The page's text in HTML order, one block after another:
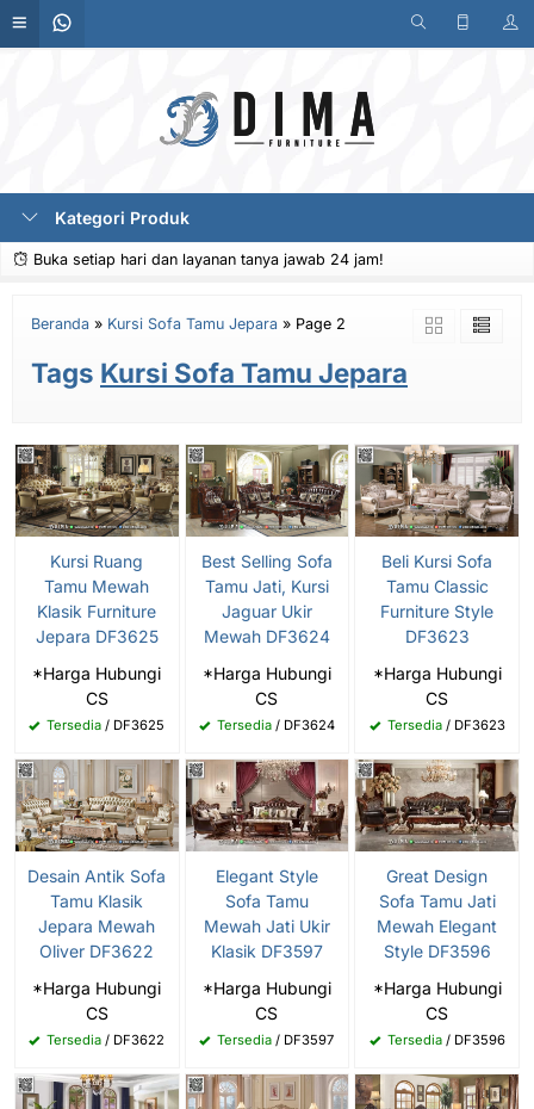
Kategori Produk
Buka setiap hari dan layanan tanya jawab 24 jam!
Beranda » Kursi Sofa Tamu Jepara » Page 2
Tags Kursi Sofa Tamu Jepara
Kursi Ruang
Tamu Mewah
Klasik Furniture
Jepara DF3625
*Harga Hubungi
CS
Tersedia / DF3625
Best Selling Sofa
Tamu Jati, Kursi
Jaguar Ukir
Mewah DF3624
*Harga Hubungi
CS
Tersedia/ DF3624
Beli Kursi Sofa
Tamu Classic
Furniture Style
DF3623
*Harga Hubungi
CS
Tersedia/ DF3623
Desain Antik Sofa
Tamu Klasik
Jepara Mewah
Oliver DF3622
*Harga Hubungi
CS
Tersedia / DF3622
Elegant Style
Sofa Tamu
Mewah Jati Ukir
Klasik DF3597
*Harga Hubungi
CS
Tersedia / DF3597
Great Design
Sofa Tamu Jati
Mewah Elegant
Style DF3596
*Harga Hubungi
CS
Tersedia/ DF3596